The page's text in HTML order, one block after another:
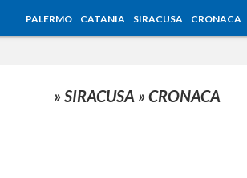
PALERMO CATANIA SIRACUSA CRONACA
» SIRACUSA » CRONACA